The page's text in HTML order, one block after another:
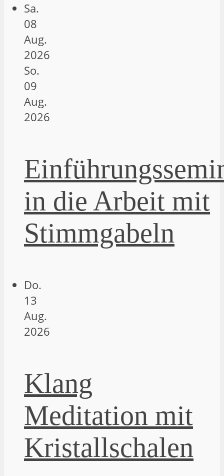
Sa.
08
Aug.
2026
So.
09
Aug.
2026
in die Arbeit mit
Stimmgabeln
Do.
13
Aug.
2026
Klang
Meditation mit
Kristallschalen